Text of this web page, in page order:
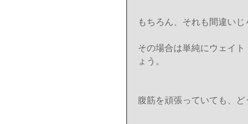
もちろん、それも間違い
その場合は単純にウェイ
ょう。
腹筋を頑張っていても、ど